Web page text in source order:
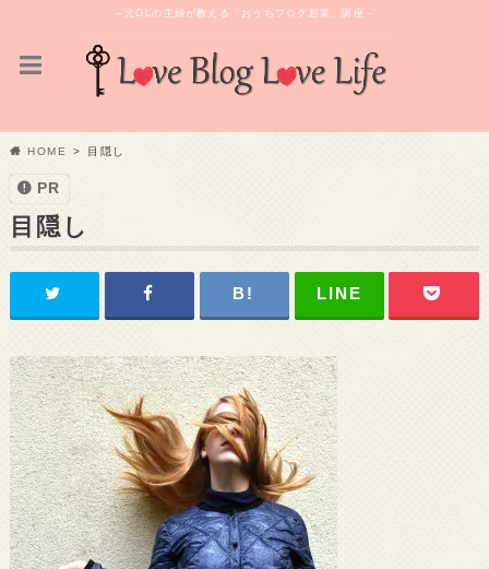
～元OLの主婦が教える「おうちブログ起業」講座～
HOME 目隠し
PR
目隠し